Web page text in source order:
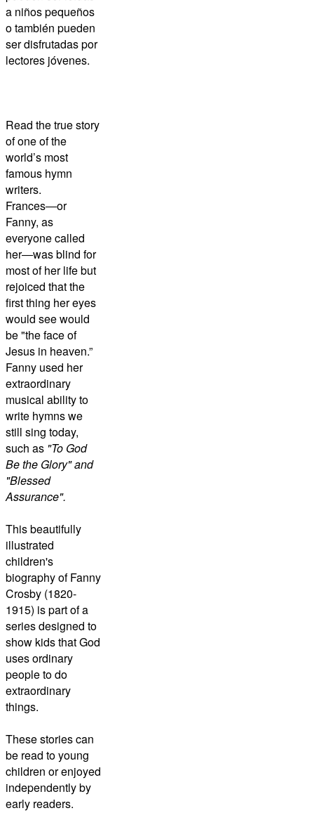
a niños pequeños
o también pueden
ser disfrutadas por
lectores jóvenes.
Read the true story
of one of the
world’s most
famous hymn
writers.
Frances―or
Fanny, as
everyone called
her―was blind for
most of her lifebut
rejoiced that the
first thing her eyes
would see would
be "the face of
Jesus in heaven.”
Fanny used her
extraordinary
musical ability to
write hymns we
still sing today,
such as "To God
Be the Glory" and
"Blessed
Assurance".
This beautifully
illustrated
children's
biography ofFanny
Crosby (1820-
1915) is part of a
series designed to
show kids that God
uses ordinary
people to do
extraordinary
things.
These stories can
be read to young
children or enjoyed
independently by
early readers.